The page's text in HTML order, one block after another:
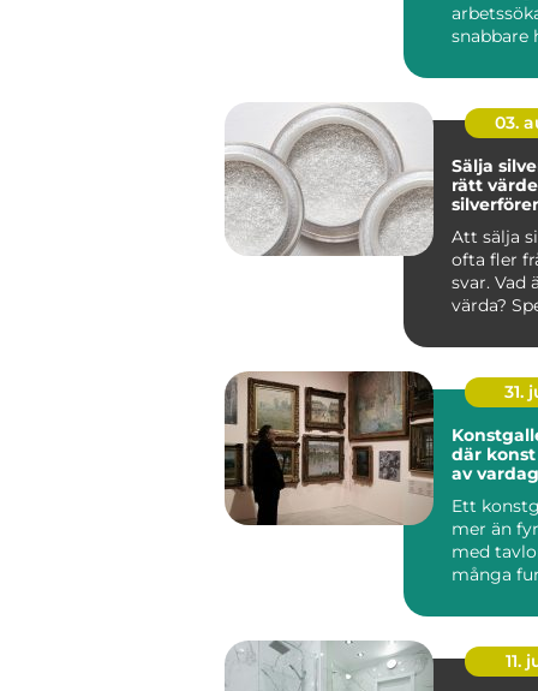
snabbare
03.
Sälja silver så får
rätt
Att sälja
ofta fler
svar. Vad
värda?
31.
där
av
Ett
mer än
med
många
11.